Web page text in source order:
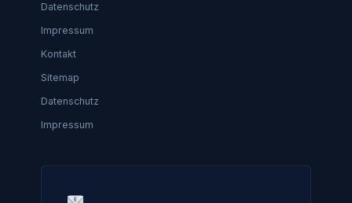
Datenschutz
Impressum
Kontakt
Sitemap
Datenschutz
Impressum